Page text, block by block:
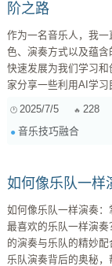
阶之路
作为一名音乐人，我
色、演奏方式以及蕴
快速发展为我们学习
家分享一些利用AI学
学习往往需要耗费大
复练习基本功等等。
2025/7/5 228
音乐技巧融合
如何像乐队一样
如何像乐队一样演奏：掌握乐器
最喜欢的乐队一样演
的演奏与乐队的精妙
乐队演奏背后的奥秘，